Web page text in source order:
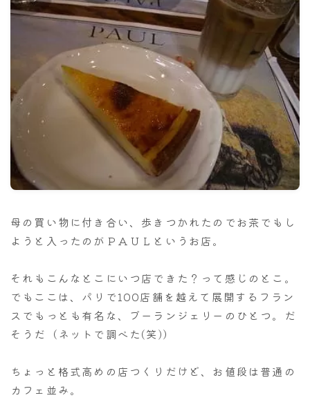
ホテル滞在記
舞台・ライブ
名古屋
ナナちゃん人形
母の買い物に付き合い、歩きつかれたのでお茶でもし
ようと入ったのがＰＡＵＬというお店。
それもこんなとこにいつ店できた？って感じのとこ。
でもここは、パリで100店舗を越えて展開するフラン
スでもっとも有名な、ブーランジェリーのひとつ。だ
そうだ（ネットで調べた(笑)）
ちょっと格式高めの店つくりだけど、お値段は普通の
カフェ並み。